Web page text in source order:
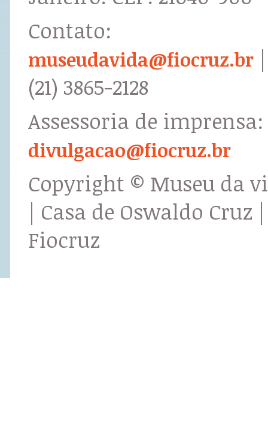
Contato:
museudavida@fiocruz.br |
(21) 3865-2128
Assessoria de imprensa:
divulgacao@fiocruz.br
Copyright © Museu da
| Casa de Oswaldo Cruz |
Fiocruz